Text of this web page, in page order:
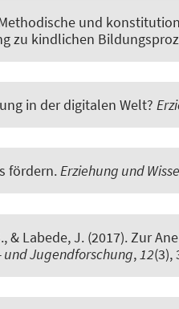
und
zu kindlichen
in der digitalen Welt?
fördern.Erziehung und
& Labede, J. (2017). Zur
und Jugendforschung, 12(3),